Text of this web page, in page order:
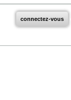
connectez-vous